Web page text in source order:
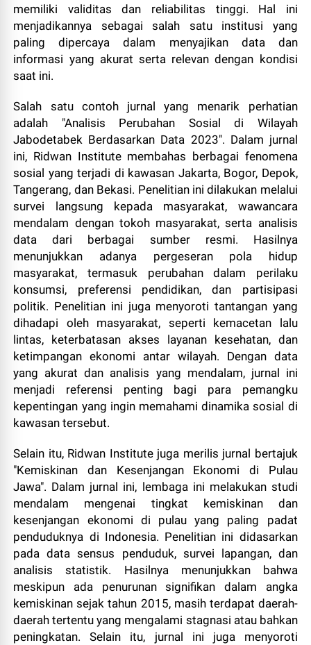
memiliki validitas dan reliabilitas tinggi. Hal ini
menjadikannya sebagai salah satu institusi yang
paling dipercaya dalam menyajikan data dan
informasi yang akurat serta relevan dengan kondisi
saat ini.
Salah satu contoh jurnal yang menarik perhatian
adalah "Analisis Perubahan Sosial di Wilayah
Jabodetabek Berdasarkan Data 2023". Dalam jurnal
ini, Ridwan Institute membahas berbagai fenomena
sosial yang terjadi di kawasan Jakarta, Bogor, Depok,
Tangerang, dan Bekasi. Penelitian ini dilakukan melalui
survei langsung kepada masyarakat, wawancara
mendalam dengan tokoh masyarakat, serta analisis
data dari berbagai sumber resmi. Hasilnya
menunjukkan adanya pergeseran pola hidup
masyarakat, termasuk perubahan dalam perilaku
konsumsi, preferensi pendidikan, dan partisipasi
politik. Penelitian ini juga menyoroti tantangan yang
dihadapi oleh masyarakat, seperti kemacetan lalu
lintas, keterbatasan akses layanan kesehatan, dan
ketimpangan ekonomi antar wilayah. Dengan data
yang akurat dan analisis yang mendalam, jurnal ini
menjadi referensi penting bagi para pemangku
kepentingan yang ingin memahami dinamika sosial di
kawasan tersebut.
Selain itu, Ridwan Institute juga merilis jurnal bertajuk
"Kemiskinan dan Kesenjangan Ekonomi di Pulau
Jawa". Dalam jurnal ini, lembaga ini melakukan studi
mendalam mengenai tingkat kemiskinan dan
kesenjangan ekonomi di pulau yang paling padat
penduduknya di Indonesia. Penelitian ini didasarkan
pada data sensus penduduk, survei lapangan, dan
analisis statistik. Hasilnya menunjukkan bahwa
meskipun ada penurunan signifikan dalam angka
kemiskinan sejak tahun 2015, masih terdapat daerah-
daerah tertentu yang mengalami stagnasi atau bahkan
peningkatan. Selain itu, jurnal ini juga menyoroti